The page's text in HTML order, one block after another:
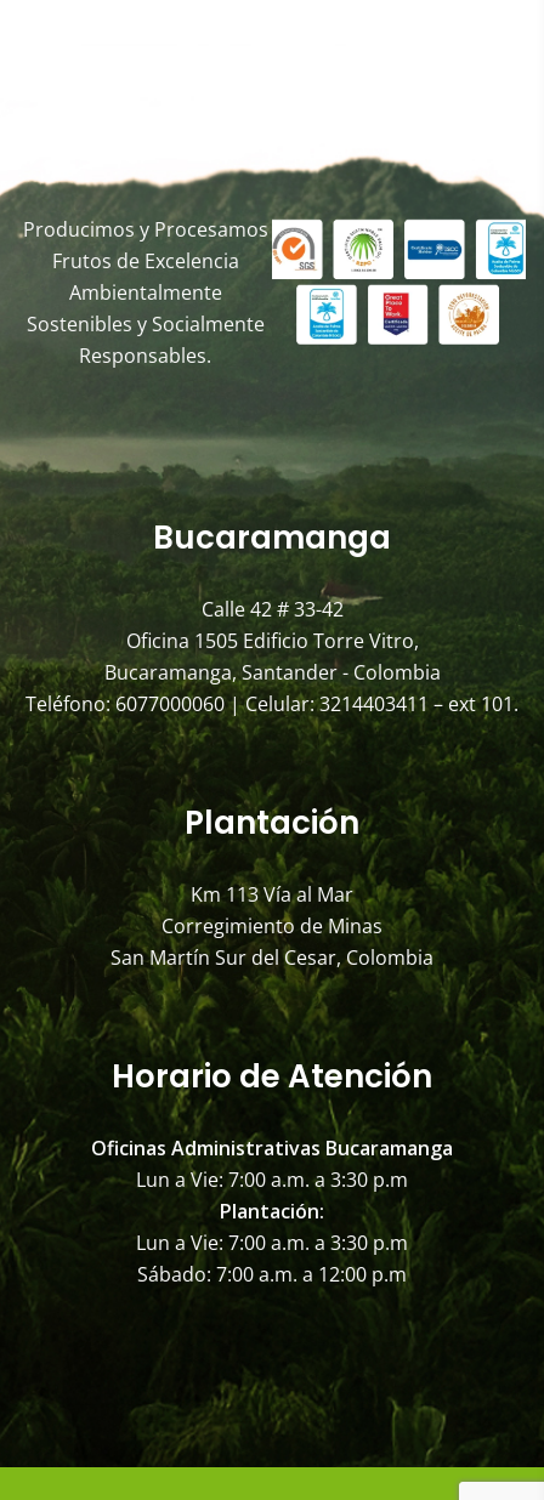
Producimos y Procesamos
Frutos de Excelencia
Ambientalmente
Sostenibles y Socialmente
Responsables.
Bucaramanga
Calle 42 # 33-42
Oficina 1505 Edificio Torre Vitro,
Bucaramanga, Santander - Colombia
Teléfono: 6077000060 | Celular: 3214403411 – ext 101.
Plantación
Km 113 Vía al Mar
Corregimiento de Minas
San Martín Sur del Cesar, Colombia
Horario de Atención
Oficinas Administrativas Bucaramanga
Lun a Vie: 7:00 a.m. a 3:30 p.m
Plantación:
Lun a Vie: 7:00 a.m. a 3:30 p.m
Sábado: 7:00 a.m. a 12:00 p.m